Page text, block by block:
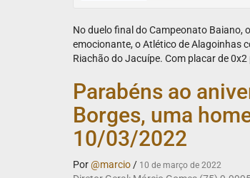
No duelo final do Campeonato Baiano,
emocionante, o Atlético de Alagoinhas
Riachão do Jacuípe. Com placar de
Parabéns ao
Borges, uma
10/03/2022
Por@marcio / 10 de março de 2022